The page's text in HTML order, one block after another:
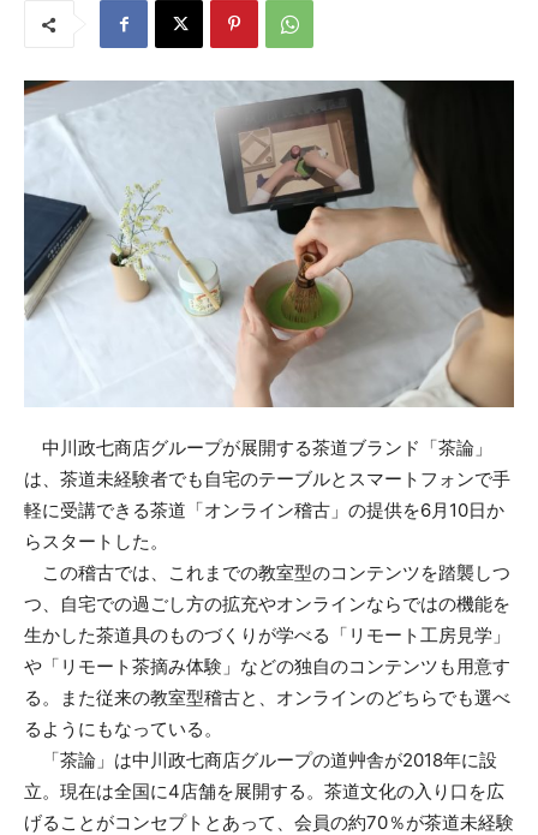
中川政七商店グループが展開する茶道ブランド「茶論」
は、茶道未経験者でも自宅のテーブルとスマートフォンで手
軽に受講できる茶道「オンライン稽古」の提供を6月10日か
らスタートした。
この稽古では、これまでの教室型のコンテンツを踏襲しつ
つ、自宅での過ごし方の拡充やオンラインならではの機能を
生かした茶道具のものづくりが学べる「リモート工房見学」
や「リモート茶摘み体験」などの独自のコンテンツも用意す
る。また従来の教室型稽古と、オンラインのどちらでも選べ
るようにもなっている。
「茶論」は中川政七商店グループの道艸舎が2018年に設
立。現在は全国に4店舗を展開する。茶道文化の入り口を広
げることがコンセプトとあって、会員の約70％が茶道未経験